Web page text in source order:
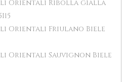
Orientali Ribolla gialla
Orientali Friulano Biele
Orientali Sauvignon Biele